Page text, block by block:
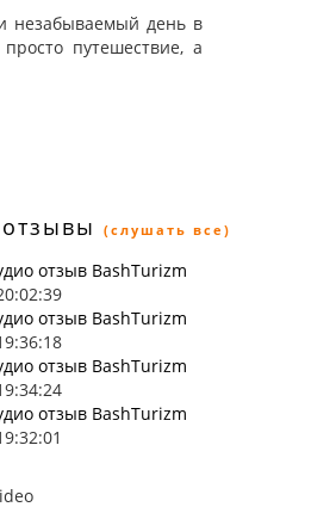
незабываемый день в
путешествие, а
(слушать все)
отзыв BashTurizm
отзыв BashTurizm
отзыв BashTurizm
отзыв BashTurizm